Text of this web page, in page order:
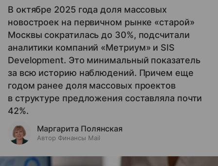
В октябре 2025 года доля массовых
новостроек на первичном рынке «старой»
Москвы сократилась до 30%, подсчитали
аналитики компаний «Метриум» и SIS
Development. Это минимальный показатель
за всю историю наблюдений. Причем еще
годом ранее доля массовых проектов
в структуре предложения составляла почти
42%.
Маргарита Полянская
Автор Финансы Mail